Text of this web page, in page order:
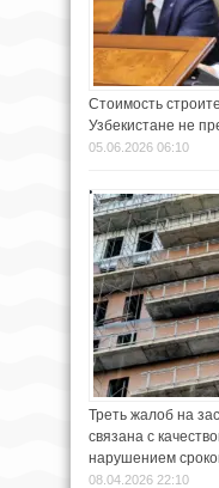
Стоимость
Узбекистане не
05.06.2026 06:10
Треть жалоб на
связана с
нарушением
08.04.2026 22:10